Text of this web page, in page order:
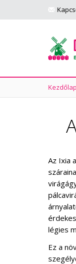
Kezdőlap
Az Ixia
légies
Ez a